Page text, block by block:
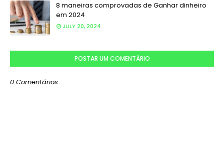
8 maneiras comprovadas de Ganhar dinheiro
em 2024
JULY 20, 2024
POSTAR UM COMENTÁRIO
0 Comentários